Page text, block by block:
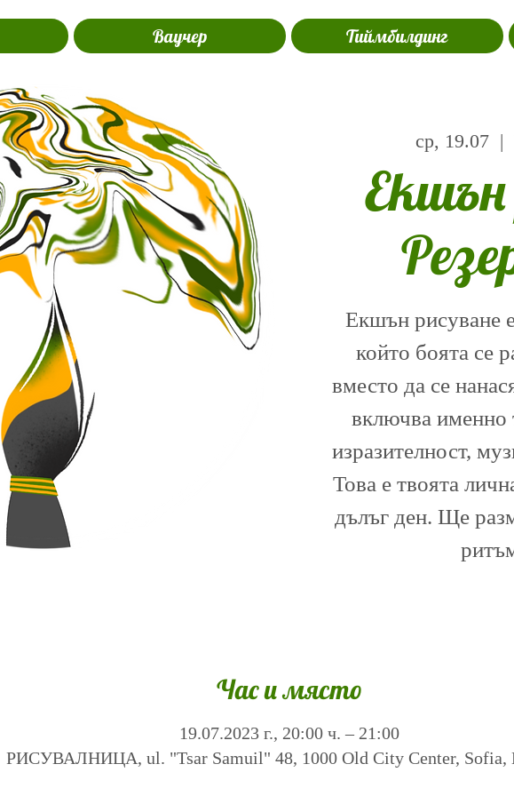
Ваучер Тиймбилдинг
ср, 19.07
  |
Екшън
Екшън рисуване
който боята се
вместо да се
включва именно
изразителност,
Това е твоята
дълъг ден. Ще
Час и място
19.07.2023 г., 20:00 ч. – 21:00
РИСУВАЛНИЦА, ul. "Tsar Samuil" 48, 1000 Old City Center, Sofia,